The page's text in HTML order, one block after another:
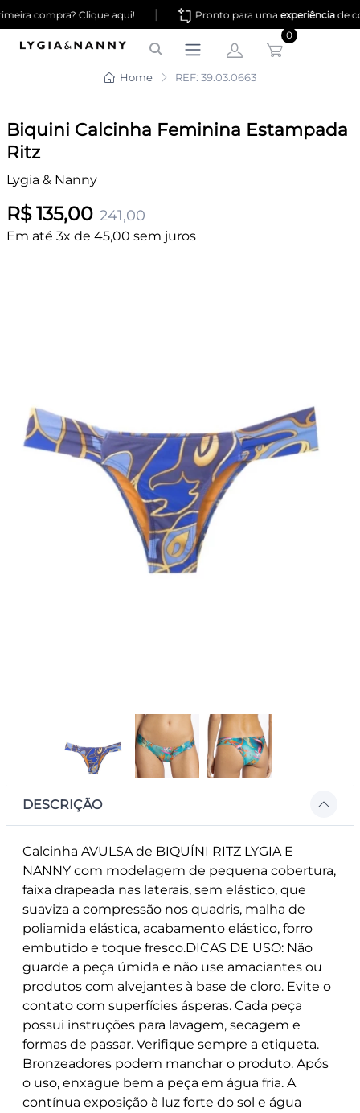
compra? Clique aqui! Pronto para umaexperiênciade
0
Home REF: 39.03.0663
Biquini Calcinha Feminina Estampada
Ritz
Lygia & Nanny
R$ 135,00 241,00
Em até 3x de 45,00 sem juros
DESCRIÇÃO
Calcinha AVULSA de BIQUÍNI RITZ LYGIA E
NANNY com modelagem de pequena cobertura,
faixa drapeada nas laterais, sem elástico, que
suaviza a compressão nos quadris, malha de
poliamida elástica, acabamento elástico, forro
embutido e toque fresco.DICAS DE USO: Não
guarde a peça úmida e não use amaciantes ou
produtos com alvejantes à base de cloro. Evite o
contato com superfícies ásperas. Cada peça
possui instruções para lavagem, secagem e
formas de passar. Verifique sempre a etiqueta.
Bronzeadores podem manchar o produto. Após
o uso, enxague bem a peça em água fria. A
contínua exposição à luz forte do sol e água